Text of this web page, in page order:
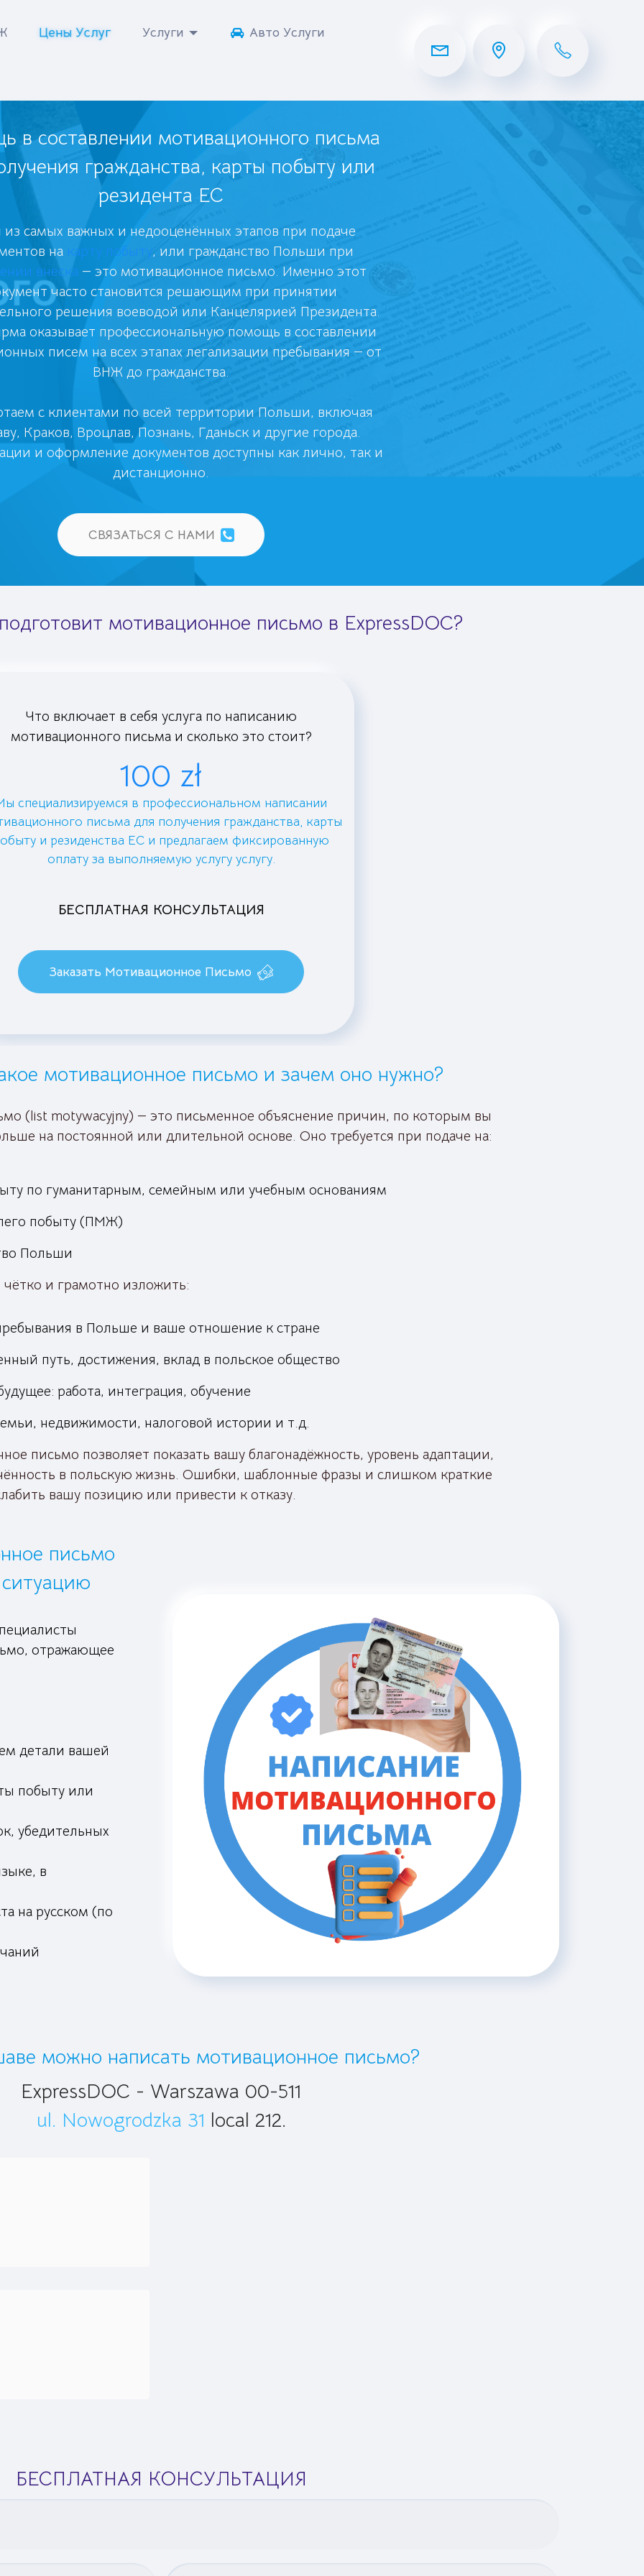
Цены Услуг Услуги Авто Услуги
в составлении мотивационного письма
гражданства, карты побыту или
резидента ЕС
самых важных и недооценённых этапов при подаче
на карту побыту, или гражданство Польши при
внеска — это мотивационное письмо. Именно этот
часто становится решающим при принятии
решения воеводой или Канцелярией Президента.
оказывает профессиональную помощь в составлении
писем на всех этапах легализации пребывания — от
ВНЖ до гражданства.
с клиентами по всей территории Польши, включая
Краков, Вроцлав, Познань, Гданьск и другие города.
и оформление документов доступны как лично, так и
дистанционно.
СВЯЗАТЬСЯ С НАМИ
мотивационное письмо в ExpressDOC?
Что включает в себя услуга по написанию
мотивационного письма и сколько это стоит?
100 zł
специализируемся в профессиональном написании
письма для получения гражданства, карты
и резиденства ЕС и предлагаем фиксированную
оплату за выполняемую услугу услугу.
БЕСПЛАТНАЯ КОНСУЛЬТАЦИЯ
Заказать Мотивационное Письмо
мотивационное письмо и зачем оно нужно?
(list motywacyjny) — это письменное объяснение причин, по которым вы
на постоянной или длительной основе. Оно требуется при подаче на:
по гуманитарным, семейным или учебным основаниям
побыту (ПМЖ)
Польши
и грамотно изложить:
в Польше и ваше отношение к стране
путь, достижения, вклад в польское общество
работа, интеграция, обучение
недвижимости, налоговой истории и т.д.
письмо позволяет показать вашу благонадёжность, уровень адаптации,
в польскую жизнь. Ошибки, шаблонные фразы и слишком краткие
вашу позицию или привести к отказу.
письмо
отражающее
детали вашей
побыту или
убедительных
в
на русском (по
можно написать мотивационное письмо?
ExpressDOC - Warszawa 00-511
ul. Nowogrodzka 31 local 212.
БЕСПЛАТНАЯ КОНСУЛЬТАЦИЯ